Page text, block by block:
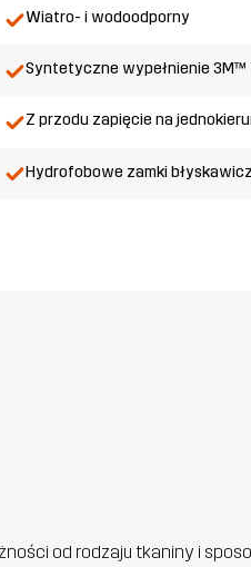
Wiatro- i wodoodporny
Syntetyczne wypełnienie
Z przodu zapięcie na
Hydrofobowe zamki
od rodzaju tkaniny i